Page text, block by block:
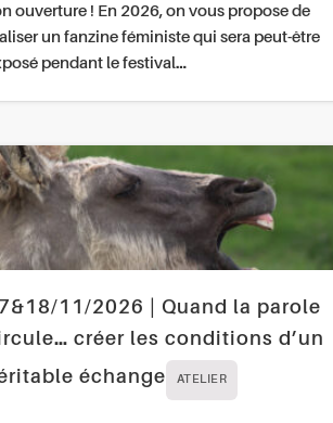
ouverture ! En 2026, on vous propose de
un fanzine féministe qui sera peut-être
pendant le festival…
11/2026 | Quand la parole
créer les conditions d’un
échange
ATELIER